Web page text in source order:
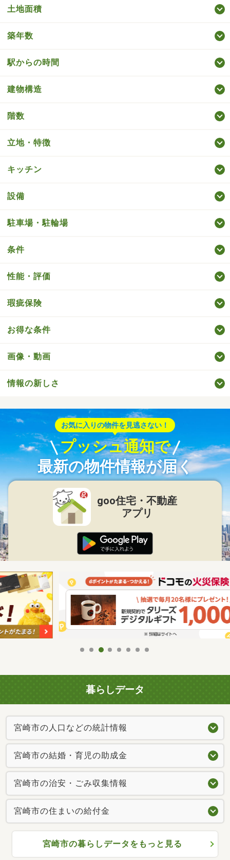
土地面積
築年数
駅からの時間
建物構造
階数
立地・特徴
キッチン
設備
駐車場・駐輪場
条件
性能・評価
瑕疵保険
お得な条件
画像・動画
情報の新しさ
お気に入りの物件を見逃さない！
プッシュ通知で
最新の物件情報が届く
goo住宅・不動産
アプリ
暮らしデータ
宮崎市の人口などの統計情報
宮崎市の結婚・育児の助成金
宮崎市の治安・ごみ収集情報
宮崎市の住まいの給付金
宮崎市の暮らしデータをもっと見る